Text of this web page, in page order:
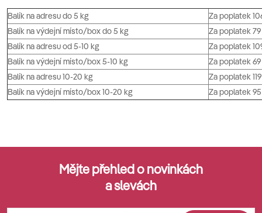
Balík na adresu do 5 kg
Za poplatek
Balík na výdejní místo/box do 5 kg
Za poplatek 79
Balík na adresu od 5-10 kg
Za poplatek
Balík na výdejní místo/box 5-10 kg
Za poplatek 69
Balík na adresu 10-20 kg
Za poplatek
Balík na výdejní místo/box 10-20 kg
Za poplatek
Mějte přehled o novinkách
a slevách